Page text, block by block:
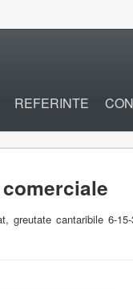
REFERINTE
comerciale
cantaribile 6-